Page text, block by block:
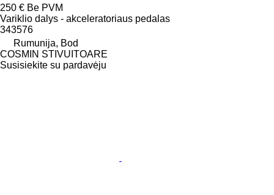
250 € Be PVM
Variklio dalys - akceleratoriaus pedalas
343576
Rumunija, Bod
COSMIN STIVUITOARE
Susisiekite su pardavėju